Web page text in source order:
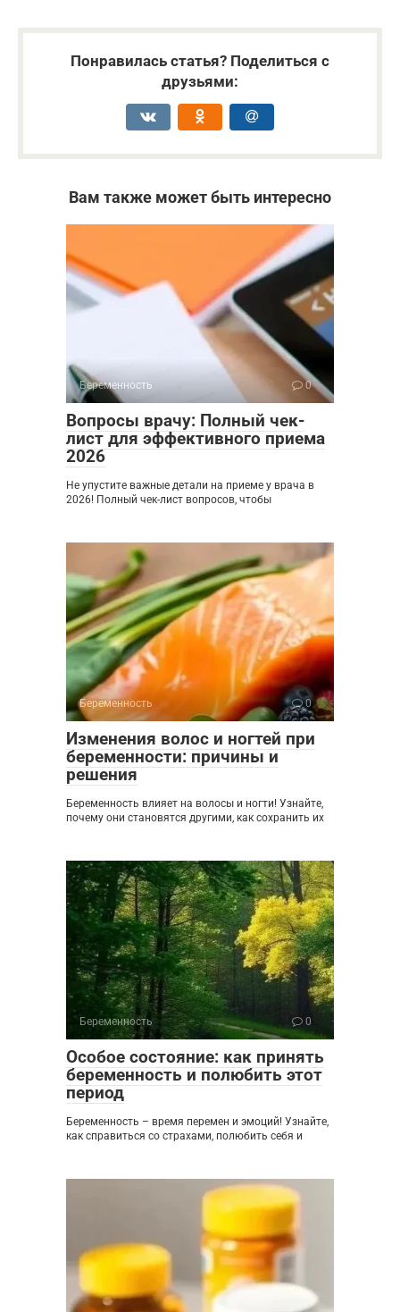
Понравилась статья? Поделиться с
друзьями:
Вам также может быть интересно
Беременность 0
Вопросы врачу: Полный чек-
лист для эффективного приема
2026
Не упустите важные детали на приеме у врача в
2026! Полный чек-лист вопросов, чтобы
Беременность 0
Изменения волос и ногтей при
беременности: причины и
решения
Беременность влияет на волосы и ногти! Узнайте,
почему они становятся другими, как сохранить их
Беременность 0
Особое состояние: как принять
беременность и полюбить этот
период
Беременность – время перемен и эмоций! Узнайте,
как справиться со страхами, полюбить себя и